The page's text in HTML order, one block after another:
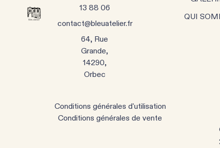
13 88 06
contact@bleuatelier.fr
64, Rue
Grande,
14290,
Orbec
QUI
Conditions générales d'utilisation
Conditions générales de vente